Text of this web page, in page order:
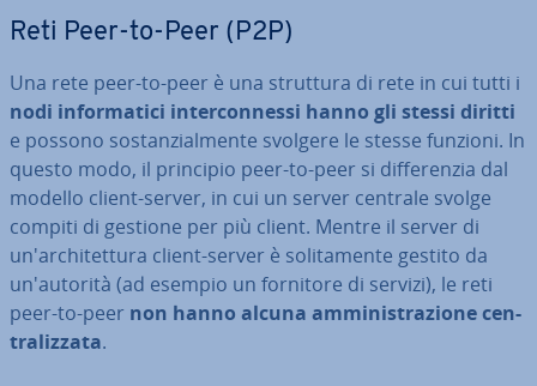
Reti Peer-to-Peer (P2P)
Una rete peer-to-peer è una struttura di rete in cui tutti i
nodi in­for­ma­ti­ci in­ter­con­nes­si hanno gli stessi diritti
e possono so­stan­zial­men­te svolgere le stesse funzioni. In
questo modo, il principio peer-to-peer si dif­fe­ren­zia dal
modello client-server, in cui un server centrale svolge
compiti di gestione per più client. Mentre il server di
un'ar­chi­tet­tu­ra client-server è so­li­ta­men­te gestito da
un'au­to­ri­tà (ad esempio un fornitore di servizi), le reti
peer-to-peer non hanno alcuna am­mi­ni­stra­zio­ne cen­
tra­liz­za­ta.